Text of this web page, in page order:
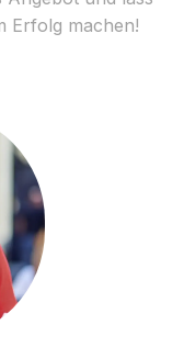
Erfolg machen!